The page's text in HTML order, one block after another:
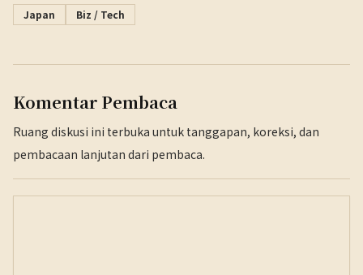
Japan Biz / Tech
Komentar Pembaca
Ruang diskusi ini terbuka untuk tanggapan, koreksi, dan
pembacaan lanjutan dari pembaca.